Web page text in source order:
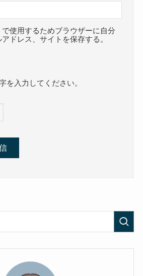
使用するためブラウザーに自分
ドレス、サイトを保存する。
を入力してください。